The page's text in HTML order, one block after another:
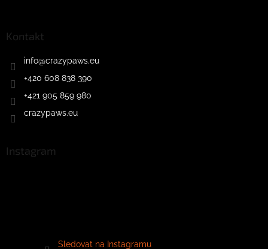
Kontakt
info@crazypaws.eu
+420 608 838 390
+421 905 859 980
crazypaws.eu
Instagram
Sledovat na Instagramu